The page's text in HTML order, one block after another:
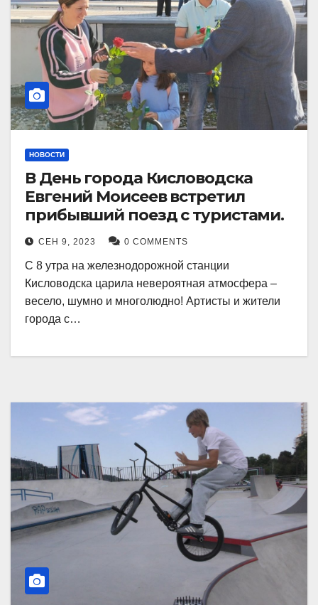
НОВОСТИ
В День города Кисловодска
Евгений Моисеев встретил
прибывший поезд с туристами.
СЕН 9, 2023 0 COMMENTS
С 8 утра на железнодорожной станции
Кисловодска царила невероятная атмосфера –
весело, шумно и многолюдно! Артисты и жители
города с…